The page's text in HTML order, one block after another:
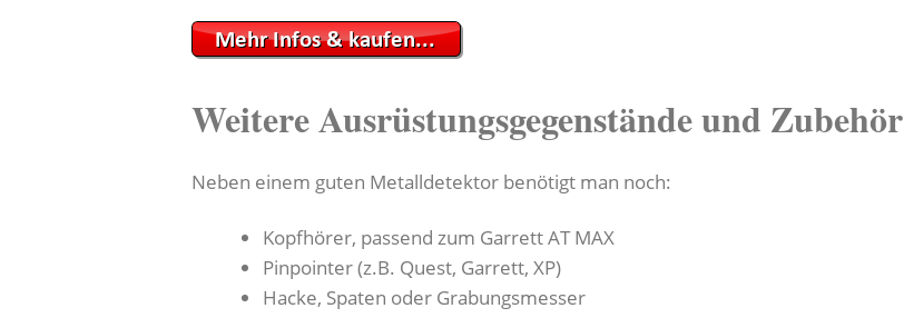
Weitere Ausrüstungsgegenstände und Zubehör
Neben einem guten Metalldetektor benötigt man noch:
Kopfhörer, passend zum Garrett AT MAX
Pinpointer (z.B. Quest, Garrett, XP)
Hacke, Spaten oder Grabungsmesser